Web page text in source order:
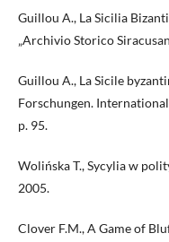
Guillou A., La Sicilia
„Archivio Storico
Guillou A., La Sicile
Forschungen.
p. 95.
Wolińska T., Sycylia w
2005.
Clover F.M., A Game of